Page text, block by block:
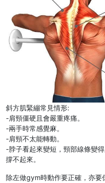
斜方肌緊繃常見情形:
-肩頸僵硬且會嚴重疼痛。
-兩手時常感覺麻。
-肩頸不太能轉動。
-脖子看起來變短，頸部線條變
撐不起來。
除左做gym時動作要正確，亦要